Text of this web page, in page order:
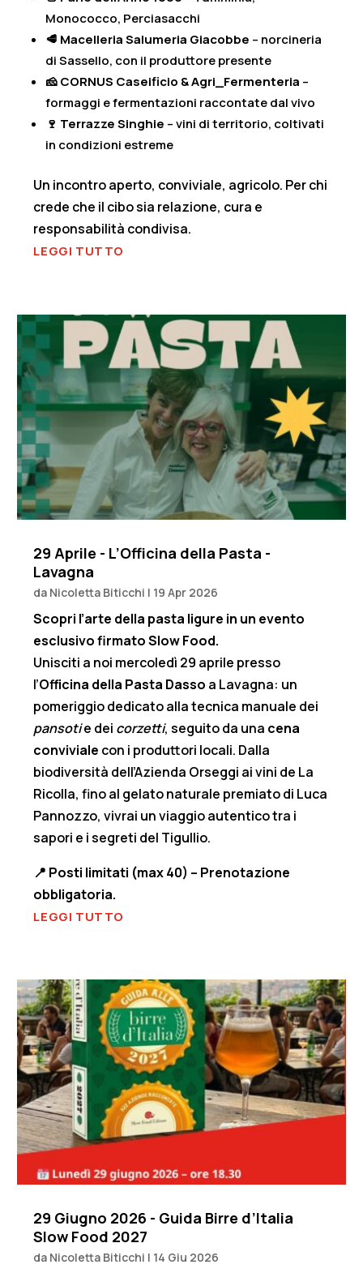
Monococco, Perciasacchi
🥩 Macelleria Salumeria Giacobbe – norcineria
di Sassello, con il produttore presente
🧀CORNUS Caseificio & Agri_Fermenteria –
formaggi e fermentazioni raccontate dal vivo
🍷 Terrazze Singhie – vini di territorio, coltivati
in condizioni estreme
Un incontro aperto, conviviale, agricolo. Per chi
crede che il cibo sia relazione, cura e
responsabilità condivisa.
LEGGI TUTTO
29 Aprile - L’Officina della Pasta -
Lavagna
da Nicoletta Biticchi | 19 Apr 2026
Scopri l’arte della pasta ligure in un evento
esclusivo firmato Slow Food.
Unisciti a noi mercoledì 29 aprile presso
l’Officina della Pasta Dasso a Lavagna: un
pomeriggio dedicato alla tecnica manuale dei
pansotie dei corzetti, seguito da una cena
conviviale con i produttori locali. Dalla
biodiversità dell’Azienda Orseggi ai vini de La
Ricolla, fino al gelato naturale premiato di Luca
Pannozzo, vivrai un viaggio autentico tra i
sapori e i segreti del Tigullio.
📍 Posti limitati (max 40) – Prenotazione
obbligatoria.
LEGGI TUTTO
29 Giugno 2026 - Guida Birre d’Italia
Slow Food 2027
da Nicoletta Biticchi | 14 Giu 2026